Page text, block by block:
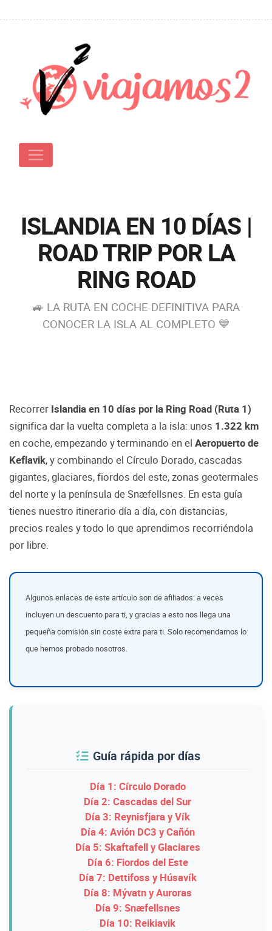
ISLANDIA EN 10 DÍAS |
ROAD TRIP POR LA
RING ROAD
🚙 LA RUTA EN COCHE DEFINITIVA PARA
CONOCER LA ISLA AL COMPLETO 💙
Recorrer Islandia en 10 días por la Ring Road (Ruta 1)
significa dar la vuelta completa a la isla: unos 1.322 km
en coche, empezando y terminando en el Aeropuerto de
Keflavik, y combinando el Círculo Dorado, cascadas
gigantes, glaciares, fiordos del este, zonas geotermales
del norte y la península de Snæfellsnes. En esta guía
tienes nuestro itinerario día a día, con distancias,
precios reales y todo lo que aprendimos recorriéndola
por libre.
Algunos enlaces de este artículo son de afiliados: a veces
incluyen un descuento para ti, y gracias a esto nos llega una
pequeña comisión sin coste extra para ti. Solo recomendamos lo
que hemos probado nosotros.
Guía rápida por días
Día 1: Círculo Dorado
Día 2: Cascadas del Sur
Día 3: Reynisfjara y Vík
Día 4: Avión DC3 y Cañón
Día 5: Skaftafell y Glaciares
Día 6: Fiordos del Este
Día 7: Dettifoss y Húsavík
Día 8: Mývatn y Auroras
Día 9: Snæfellsnes
Día 10: Reikiavik